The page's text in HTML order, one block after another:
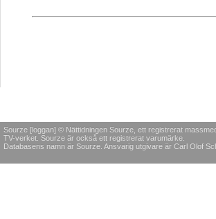
Sourze [loggan] © Nättidningen Sourze, ett registrerat
TV-verket. Sourze är också ett registrerat varumärke.
Databasens namn är Sourze. Ansvarig utgivare är Carl Olof